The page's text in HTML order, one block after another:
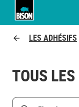
LES ADHÉSIFS
TOUS
Search